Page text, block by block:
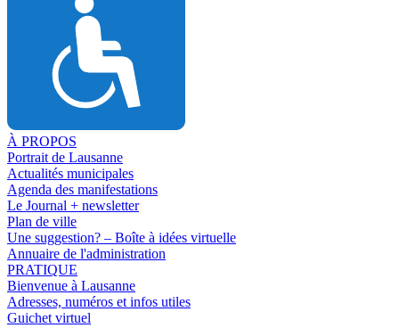
À PROPOS
Portrait de Lausanne
Actualités municipales
Agenda des manifestations
Le Journal + newsletter
Plan de ville
Une suggestion? – Boîte à idées virtuelle
Annuaire de l'administration
PRATIQUE
Bienvenue à Lausanne
Adresses, numéros et infos utiles
Guichet virtuel